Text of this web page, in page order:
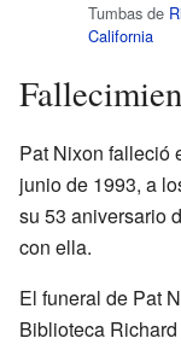
Tumbas de
California
Pat Nixon falleció
junio de 1993, a
su 53 aniversario
con ella.
El funeral de Pat
Biblioteca